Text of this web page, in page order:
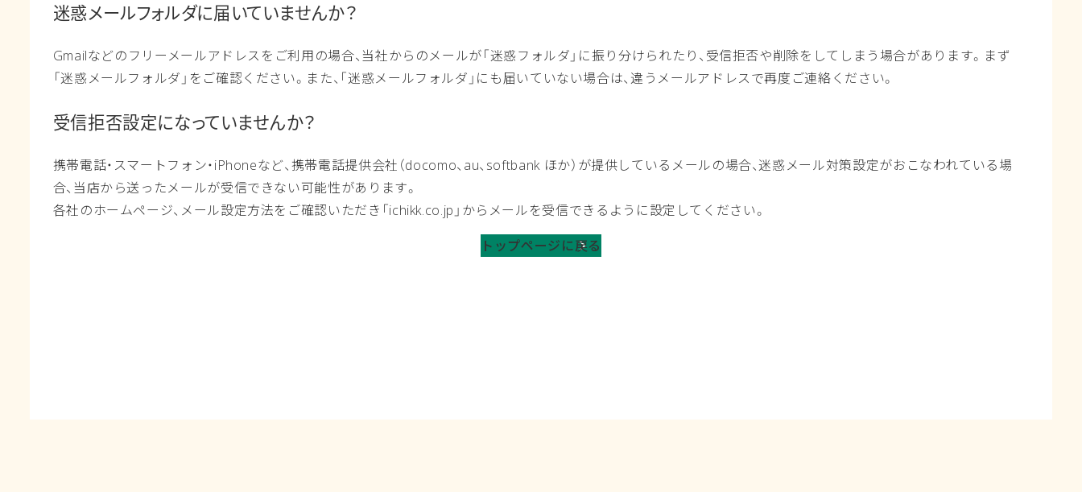
迷惑メールフォルダに届いていませんか？
Gmailなどのフリーメールアドレスをご利用の場合、当社からのメールが「迷惑フォルダ」に振り分けられたり、受信拒否や削除をしてしまう場合があります。まず
「迷惑メールフォルダ」をご確認ください。また、「迷惑メールフォルダ」にも届いていない場合は、違うメールアドレスで再度ご連絡ください。
受信拒否設定になっていませんか？
携帯電話・スマートフォン・iPhoneなど、携帯電話提供会社（docomo、au、softbank ほか）が提供しているメールの場合、迷惑メール対策設定がおこなわれている場
合、当店から送ったメールが受信できない可能性があります。
各社のホームページ、メール設定方法をご確認いただき「ichikk.co.jp」からメールを受信できるように設定してください。
トップページに戻る